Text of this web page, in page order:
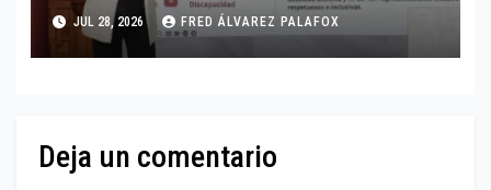
JUL 28, 2026 FRED ÁLVAREZ PALAFOX
Deja un comentario